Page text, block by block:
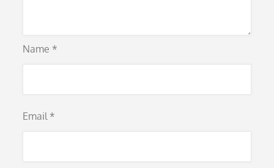
Name *
Email *